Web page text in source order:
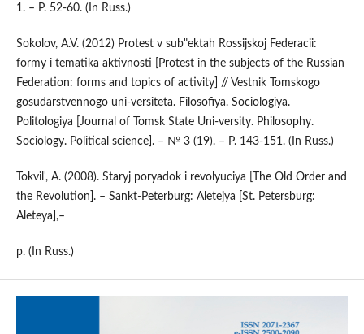
1. – P. 52-60. (In Russ.)
Sokolov, A.V. (2012) Protest v sub"ektah Rossijskoj Federacii:
formy i tematika aktivnosti [Protest in the subjects of the Russian
Federation: forms and topics of activity] // Vestnik Tomskogo
gosudarstvennogo uni-versiteta. Filosofiya. Sociologiya.
Politologiya [Journal of Tomsk State Uni-versity. Philosophy.
Sociology. Political science]. – № 3 (19). – P. 143-151. (In Russ.)
Tokvil', A. (2008). Staryj poryadok i revolyuciya [The Old Order and
the Revolution]. – Sankt-Peterburg: Aletejya [St. Petersburg:
Aleteya],–
p. (In Russ.)